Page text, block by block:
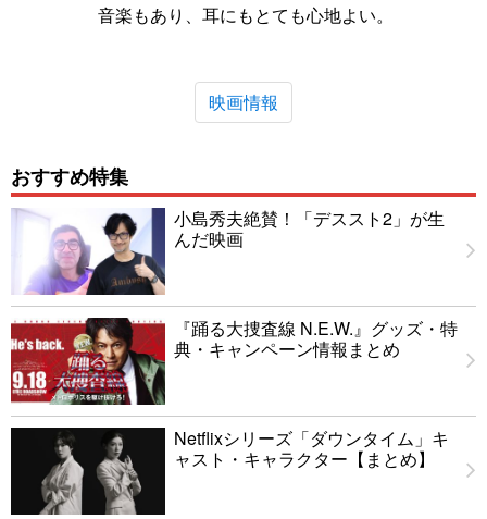
音楽もあり、耳にもとても心地よい。
映画情報
おすすめ特集
小島秀夫絶賛！「デススト2」が生
んだ映画
『踊る大捜査線 N.E.W.』グッズ・特
典・キャンペーン情報まとめ
Netflixシリーズ「ダウンタイム」キ
ャスト・キャラクター【まとめ】